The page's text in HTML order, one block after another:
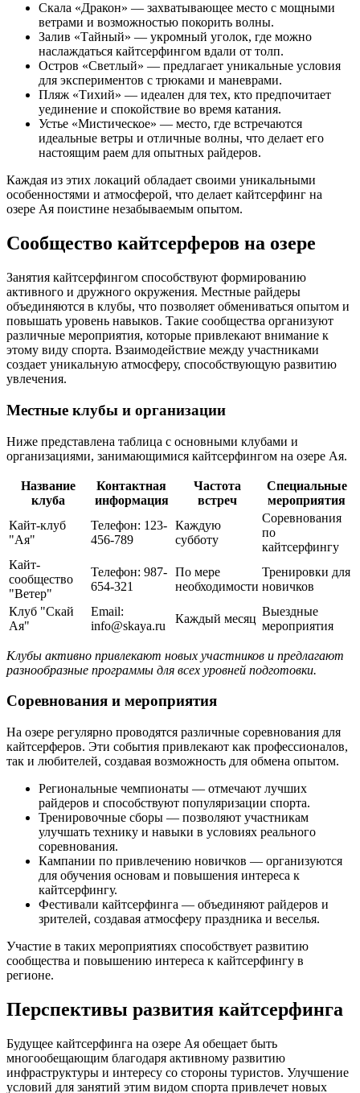
Скала «Дракон» — захватывающее место с мощными
ветрами и возможностью покорить волны.
Залив «Тайный» — укромный уголок, где можно
наслаждаться кайтсерфингом вдали от толп.
Остров «Светлый» — предлагает уникальные условия
для экспериментов с трюками и маневрами.
Пляж «Тихий» — идеален для тех, кто предпочитает
уединение и спокойствие во время катания.
Устье «Мистическое» — место, где встречаются
идеальные ветры и отличные волны, что делает его
настоящим раем для опытных райдеров.
Каждая из этих локаций обладает своими уникальными
особенностями и атмосферой, что делает кайтсерфинг на
озере Ая поистине незабываемым опытом.
Сообщество кайтсерферов на озере
Занятия кайтсерфингом способствуют формированию
активного и дружного окружения. Местные райдеры
объединяются в клубы, что позволяет обмениваться опытом и
повышать уровень навыков. Такие сообщества организуют
различные мероприятия, которые привлекают внимание к
этому виду спорта. Взаимодействие между участниками
создает уникальную атмосферу, способствующую развитию
увлечения.
Местные клубы и организации
Ниже представлена таблица с основными клубами и
организациями, занимающимися кайтсерфингом на озере Ая.
Название
клуба
Контактная
информация
Частота
встреч
Специальные
мероприятия
Кайт-клуб
"Ая"
Телефон: 123-
456-789
Каждую
субботу
Соревнования
по
кайтсерфингу
Кайт-
сообщество
"Ветер"
Телефон: 987-
654-321
По мере
необходимости
Тренировки для
новичков
Клуб "Скай
Ая"
Email:
info@skaya.ru
Каждый месяц
Выездные
мероприятия
Клубы активно привлекают новых участников и предлагают
разнообразные программы для всех уровней подготовки.
Соревнования и мероприятия
На озере регулярно проводятся различные соревнования для
кайтсерферов. Эти события привлекают как профессионалов,
так и любителей, создавая возможность для обмена опытом.
Региональные чемпионаты — отмечают лучших
райдеров и способствуют популяризации спорта.
Тренировочные сборы — позволяют участникам
улучшать технику и навыки в условиях реального
соревнования.
Кампании по привлечению новичков — организуются
для обучения основам и повышения интереса к
кайтсерфингу.
Фестивали кайтсерфинга — объединяют райдеров и
зрителей, создавая атмосферу праздника и веселья.
Участие в таких мероприятиях способствует развитию
сообщества и повышению интереса к кайтсерфингу в
регионе.
Перспективы развития кайтсерфинга
Будущее кайтсерфинга на озере Ая обещает быть
многообещающим благодаря активному развитию
инфраструктуры и интересу со стороны туристов. Улучшение
условий для занятий этим видом спорта привлечет новых